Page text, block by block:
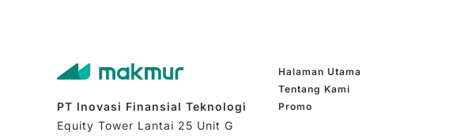
PT Inovasi Finansial Teknologi
Equity Tower Lantai 25 Unit G
Halaman Utama
Tentang Kami
Promo